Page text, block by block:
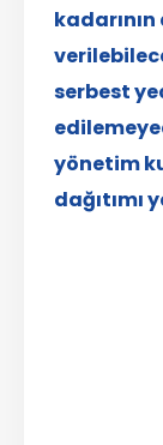
serbest
yönetim
dağıtımı